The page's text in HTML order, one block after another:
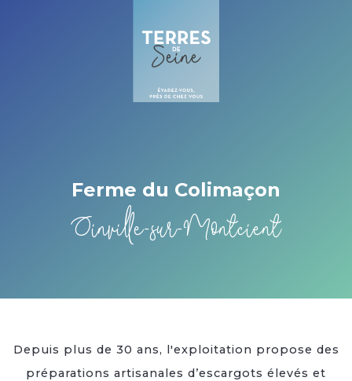
Ferme du Colimaçon
Oinville-sur-Montcient
Depuis plus de 30 ans, l'exploitation propose des
préparations artisanales d’escargots élevés et